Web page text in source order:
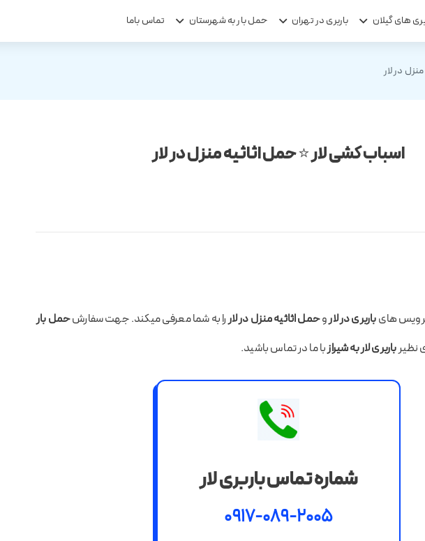
های گیلان باربری در تهران حمل بار به شهرستان تماس باما
در لار
اسباب کشی لار ⭐ حمل اثاثیه منزل در لار
هایباربری در لاروحمل اثاثیه منزل در لار را به شما معرفی میکند. جهت سفارشحمل بار
نظیر باربری لار به شیرازبا ما در تماس باشید.
شماره تماس باربری لار
0917-089-2005